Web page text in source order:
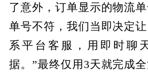
了意外，订单显示的物流
单号不符，我们当即决定
系平台客服，用即时聊
据。”最终仅用3天就完成